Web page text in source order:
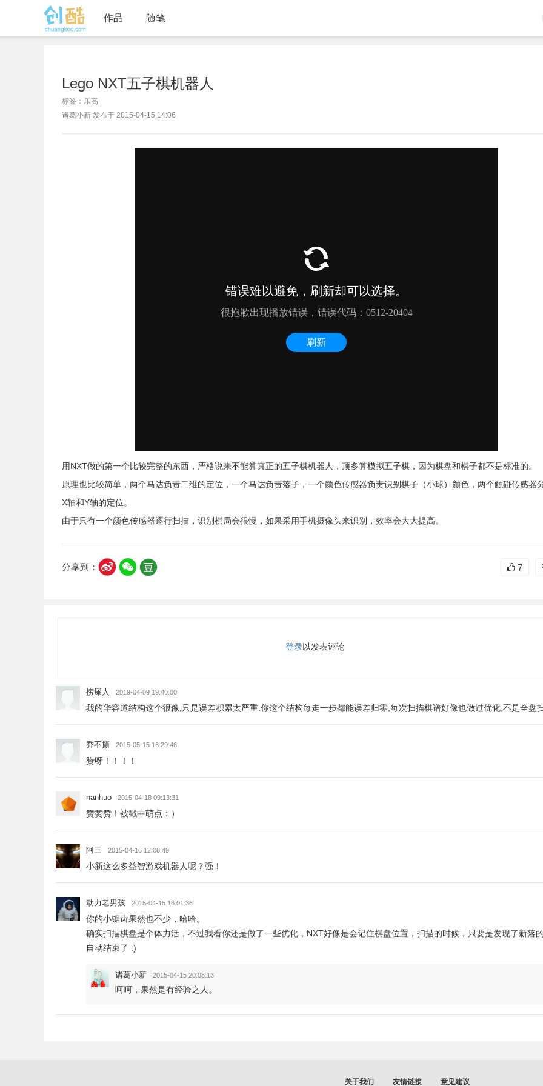
作品 随笔
Lego NXT五子棋机器人
标签：乐高
诸葛小新 发布于 2015-04-15 14:06
用NXT做的第一个比较完整的东西，严格说来不能算真正的五子棋机器人，顶多算模拟五子棋，因为棋盘和棋子都不是标准的。
原理也比较简单，两个马达负责二维的定位，一个马达负责落子，一个颜色传感器负责识别棋子（小球）颜色，两个触碰传感器
X轴和Y轴的定位。
由于只有一个颜色传感器逐行扫描，识别棋局会很慢，如果采用手机摄像头来识别，效率会大大提高。
分享到： 7
登录以发表评论
捞屎人 2019-04-09 19:40:00
我的华容道结构这个很像,只是误差积累太严重.你这个结构每走一步都能误差归零,每次扫描棋谱好像也做过优化,不是全盘
乔不撕 2015-05-15 16:29:46
赞呀！！！！
nanhuo 2015-04-18 09:13:31
赞赞赞！被戳中萌点：）
阿三 2015-04-16 12:08:49
小新这么多益智游戏机器人呢？强！
动力老男孩 2015-04-15 16:01:36
你的小锯齿果然也不少，哈哈。
确实扫描棋盘是个体力活，不过我看你还是做了一些优化，NXT好像是会记住棋盘位置，扫描的时候，只要是发现了新落
自动结束了 :)
诸葛小新 2015-04-15 20:08:13
呵呵，果然是有经验之人。
关于我们 友情链接 意见建议